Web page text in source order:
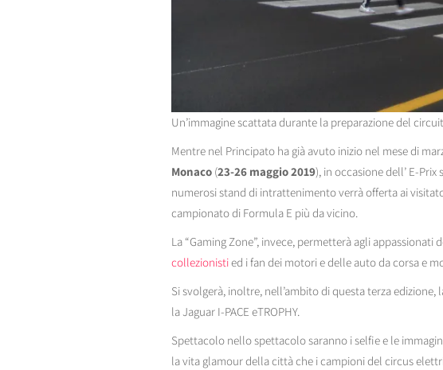
Un’immagine scattata durante la preparazione del
Mentre nel Principato ha già avuto inizio nel mese di
Monaco(23-26 maggio 2019), in occasione dell’ E-
numerosi stand di intrattenimento verrà offerta ai
campionato di Formula E più da vicino.
La “Gaming Zone”, invece, permetterà agli
collezionistied i fan dei motori e delle auto da corsa e
Si svolgerà, inoltre, nell’ambito di questa terza
la Jaguar I-PACE eTROPHY.
Spettacolo nello spettacolo saranno i selfie e le
la vita glamour della città che i campioni del circus